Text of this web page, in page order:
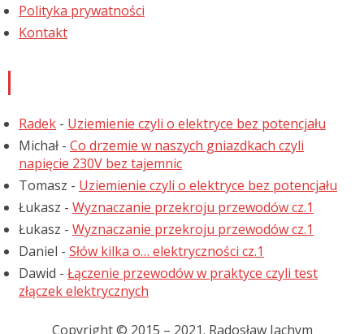
Polityka prywatności
Kontakt
Radek - Uziemienie czyli o elektryce bez potencjału
Michał - Co drzemie w naszych gniazdkach czyli
napięcie 230V bez tajemnic
Tomasz - Uziemienie czyli o elektryce bez potencjału
Łukasz - Wyznaczanie przekroju przewodów cz.1
Łukasz - Wyznaczanie przekroju przewodów cz.1
Daniel - Słów kilka o… elektryczności cz.1
Dawid - Łączenie przewodów w praktyce czyli test
złączek elektrycznych
Copyright © 2015 – 2021. Radosław Jachym